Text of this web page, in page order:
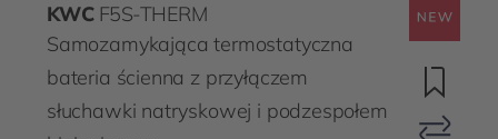
KWC F5S-THERM
Samozamykająca termostatyczna
bateria ścienna z przyłączem
słuchawki natryskowej i podzespołem